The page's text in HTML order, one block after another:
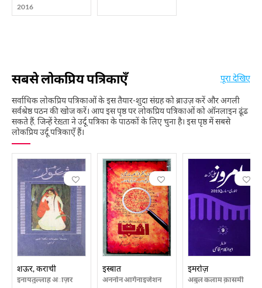
2016
सबसे लोकप्रिय पत्रिकाएँ
सर्वाधिक लोकप्रिय पत्रिकाओं के इस तैयार-शुदा संग्रह को ब्राउज़ करें और अगली
सर्वश्रेष्ठ पठन की खोज करें। आप इस पृष्ठ पर लोकप्रिय पत्रिकाओं को ऑनलाइन ढूंढ
सकते हैं, जिन्हें रेख़्ता ने उर्दू पत्रिका के पाठकों के लिए चुना है। इस पृष्ठ में सबसे
लोकप्रिय उर्दू पत्रिकाएँ हैं।
पूरा देखिए
शऊर, कराची
इनायतुल्लाह अाज़र
इस्बात
अननोन आर्गेनाइजेशन
इमरोज़
अबुल कलाम क़ासमी